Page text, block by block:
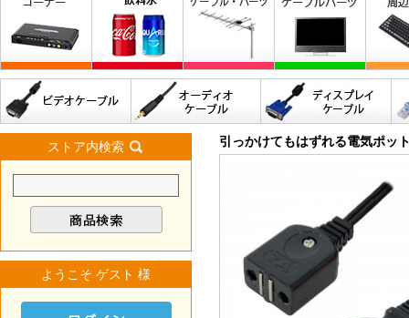
ストア内検索
ようこそ ゲスト 様
引っかけてもはずれる電気ポ